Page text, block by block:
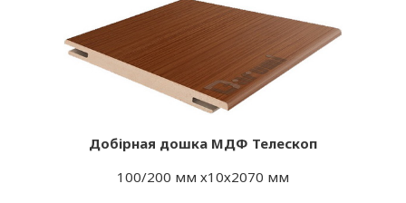
Добірная дошка МДФ Телескоп
100/200 мм х10х2070 мм